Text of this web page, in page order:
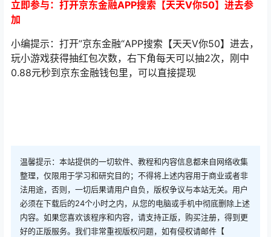
立即参与：打开京东金融APP搜索【天天V你50】进去参
加
小编提示：打开”京东金融“APP搜索【天天V你50】进去，
玩小游戏获得抽红包次数，右下角每天可以抽2次，刚中
0.88元秒到京东金融钱包里，可以直接提现
温馨提示：本站提供的一切软件、教程和内容信息都来自网络收集
整理，仅限用于学习和研究目的；不得将上述内容用于商业或者非
法用途，否则，一切后果请用户自负，版权争议与本站无关。用户
必须在下载后的24个小时之内，从您的电脑或手机中彻底删除上述
内容。如果您喜欢该程序和内容，请支持正版，购买注册，得到更
好的正版服务。我们非常重视版权问题，如有侵权请邮件【